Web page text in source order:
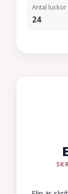
Antal luckor
24